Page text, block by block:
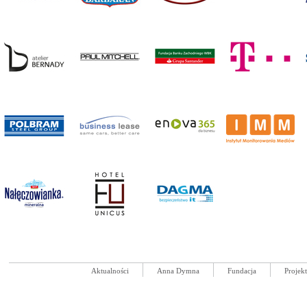
Aktualności Anna Dymna Fundacja